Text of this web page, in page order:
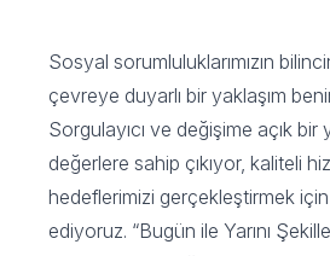
Sosyal sorumluluklarımızın
çevreye duyarlı bir yaklaşım
Sorgulayıcı ve değişime açık bir
değerlere sahip çıkıyor, kaliteli
hedeflerimizi gerçekleştirmek
ediyoruz. “Bugün ile Yarını